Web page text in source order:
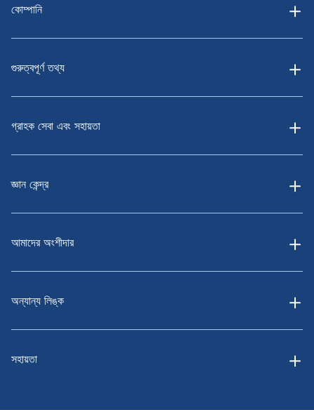
কোম্পানি
গুরুত্বপূর্ণ তথ্য
গ্রাহক সেবা এবং সহায়তা
জ্ঞান কেন্দ্র
আমাদের অংশীদার
অন্যান্য লিঙ্ক
সহায়তা